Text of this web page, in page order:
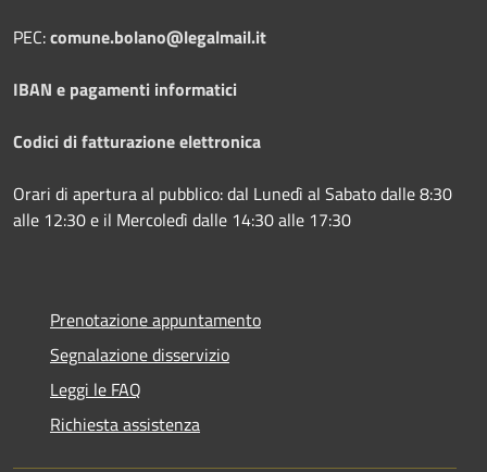
PEC:comune.bolano@legalmail.it
IBAN e pagamenti informatici
Codici di fatturazione elettronica
Orari di apertura al pubblico: dal Lunedì al Sabato dalle 8:30
alle 12:30 e il Mercoledì dalle 14:30 alle 17:30
Prenotazione appuntamento
Segnalazione disservizio
Leggi le FAQ
Richiesta assistenza